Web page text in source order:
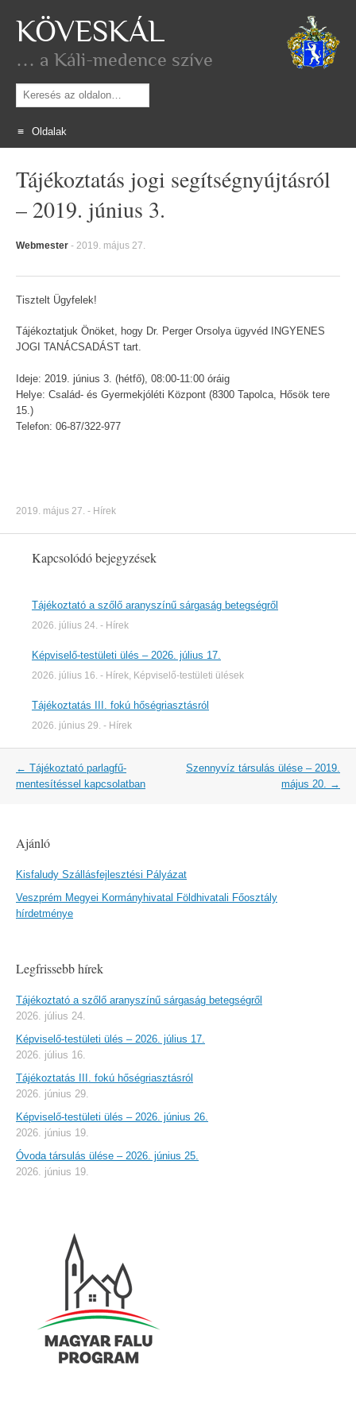
KÖVESKÁL
… a Káli-medence szíve
Keresés
Oldalak
content
Tájékoztatás jogi segítségnyújtásról
– 2019. június 3.
Webmester - 2019. május 27.
Tisztelt Ügyfelek!
Tájékoztatjuk Önöket, hogy Dr. Perger Orsolya ügyvéd INGYENES
JOGI TANÁCSADÁST tart.
Ideje: 2019. június 3. (hétfő), 08:00-11:00 óráig
Helye: Család- és Gyermekjóléti Központ (8300 Tapolca, Hősök tere
15.)
Telefon: 06-87/322-977
2019. május 27. - Hírek
Kapcsolódó bejegyzések
Tájékoztató a szőlő aranyszínű sárgaság betegségről
2026. július 24. - Hírek
Képviselő-testületi ülés – 2026. július 17.
2026. július 16. - Hírek Képviselő-testületi ülések
Tájékoztatás III. fokú hőségriasztásról
2026. június 29. - Hírek
Post
navigation
← Tájékoztató parlagfű-
mentesítéssel kapcsolatban
Szennyvíz társulás ülése – 2019.
május 20.
→
Ajánló
Kisfaludy Szállásfejlesztési Pályázat
Veszprém Megyei Kormányhivatal Földhivatali Főosztály
hírdetménye
Legfrissebb hírek
Tájékoztató a szőlő aranyszínű sárgaság betegségről
2026. július 24.
Képviselő-testületi ülés – 2026. július 17.
2026. július 16.
Tájékoztatás III. fokú hőségriasztásról
2026. június 29.
Képviselő-testületi ülés – 2026. június 26.
2026. június 19.
Óvoda társulás ülése – 2026. június 25.
2026. június 19.